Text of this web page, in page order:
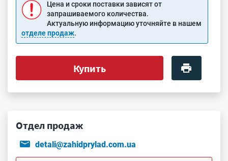
Цена и сроки поставки зависят от
запрашиваемого количества.
Актуальную информацию уточняйте в нашем
отделе продаж.
Купить
Отдел продаж
detali@zahidprylad.com.ua